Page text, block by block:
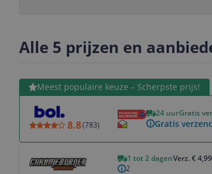
Alle 5 prijzen en
Meest populaire keuze – Scherpste prijs!
8.8(783)
24 uurGratis
Gratis
Bekijk product
1 tot 2 dagenVerz. € 4,99
2